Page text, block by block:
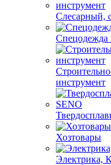
Слесарный,
Спецодежда
инструмент
Хозтовары
Электрика,